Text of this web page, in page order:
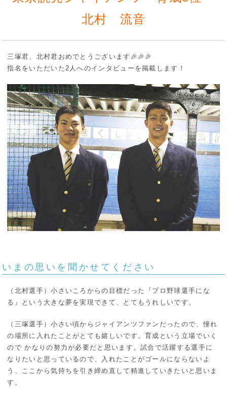
北村 流音
三塚君、北村君おめでとうございます🎉🎉🎉
指名をいただいた2人へのインタビューを掲載します！
いまの思いを聞かせてください
（北村選手）小さいころからの目標だった『プロ野球選手にな
る』という大きな夢を実現できて、とてもうれしいです。
（三塚選手）小さい頃からジャイアンツファンだったので、憧れ
の場所に入れたことがとても嬉しいです。育成という立場でいく
ので かなりの努力が必要だと思います。試合で活躍する選手に
なりたいと思っているので、入れたことがゴールにならないよ
う、ここから気持ちを引き締め直して精進していきたいと思いま
す。